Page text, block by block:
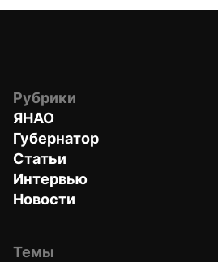
Рубрики
ЯНАО
Губернатор
Статьи
Интервью
Новости
Темы